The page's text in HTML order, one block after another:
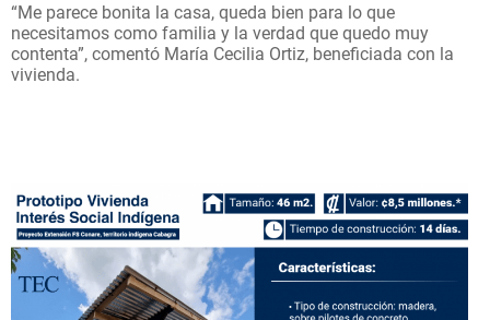
“Me parece bonita la casa, queda bien para lo que
necesitamos como familia y la verdad que quedo muy
contenta”, comentó María Cecilia Ortiz, beneficiada con la
vivienda.